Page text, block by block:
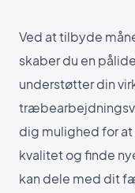
Ved at tilbyde
skaber du en
understøtter din
dig mulighed for
kvalitet og finde
kan dele med dit